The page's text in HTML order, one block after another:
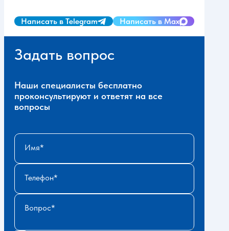
Написать в Telegram Написать в Max
Задать вопрос
Наши специалисты бесплатно
проконсультируют и ответят на все
вопросы
Имя
Телефон
Вопрос